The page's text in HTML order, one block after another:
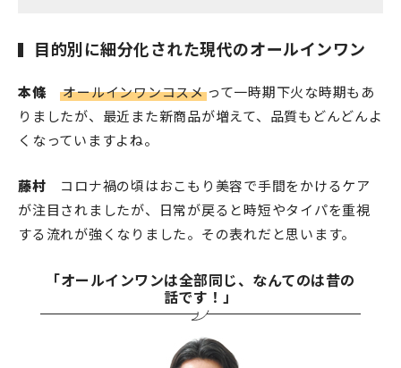
目的別に細分化された現代のオールインワン
本條 オールインワンコスメって一時期下火な時期もあ
りましたが、最近また新商品が増えて、品質もどんどんよ
くなっていますよね。
藤村 コロナ禍の頃はおこもり美容で手間をかけるケア
が注目されましたが、日常が戻ると時短やタイパを重視
する流れが強くなりました。その表れだと思います。
「オールインワンは全部同じ、なんてのは昔の
話です！」